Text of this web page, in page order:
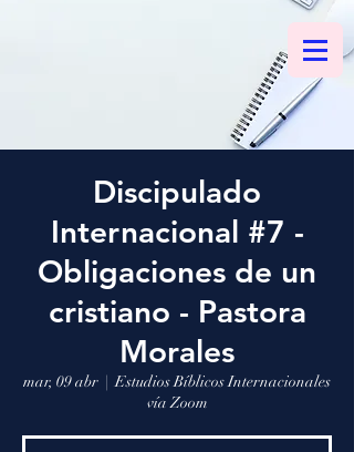
Discipulado
Internacional #7 -
Obligaciones de un
cristiano - Pastora
Morales
mar, 09 abr
  |
Estudios Bíblicos Internacionales
vía Zoom